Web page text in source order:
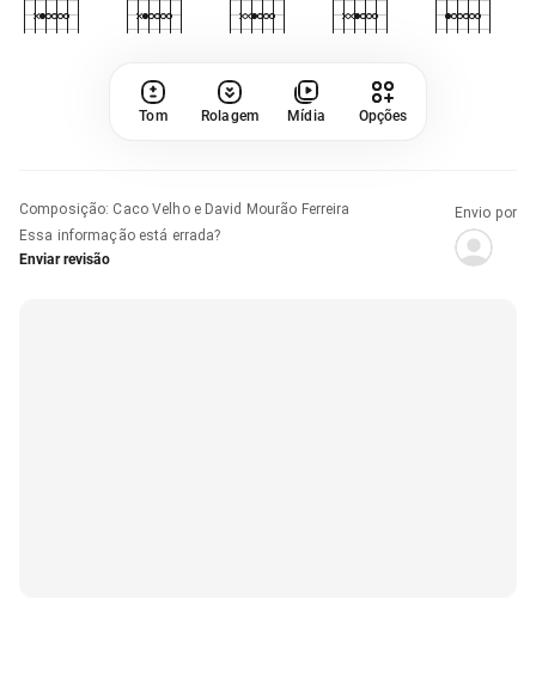
Tom Rolagem Mídia Opções
Composição: Caco Velho e David Mourão Ferreira
Essa informação está errada?
Enviar revisão
Envio por